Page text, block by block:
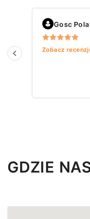
Gosc
Zobacz
GDZIE